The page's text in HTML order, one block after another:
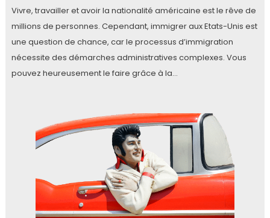
Vivre, travailler et avoir la nationalité américaine est le rêve de
millions de personnes. Cependant, immigrer aux Etats-Unis est
une question de chance, car le processus d’immigration
nécessite des démarches administratives complexes. Vous
pouvez heureusement le faire grâce à la…